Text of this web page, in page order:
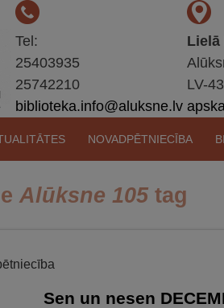
Tel:
25403935
25742210
biblioteka.info@aluksne.lv
Lielā
LV-
NOVADPĒTNIECĪBA
Alūksne 105 tag
Sen un nesen